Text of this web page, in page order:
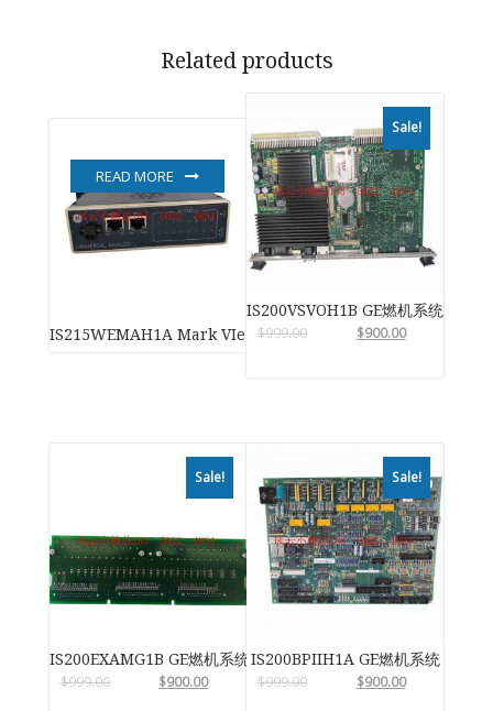
Related products
IS215WEMAH1A Mark VIe 风力涡轮机控制系统
READ MORE
Sale!
IS200VSVOH1B GE燃机系统
$999.00 $900.00
Sale!
IS200EXAMG1B GE燃机系统
$999.00 $900.00
Sale!
IS200BPIIH1A GE燃机系统
$999.00 $900.00